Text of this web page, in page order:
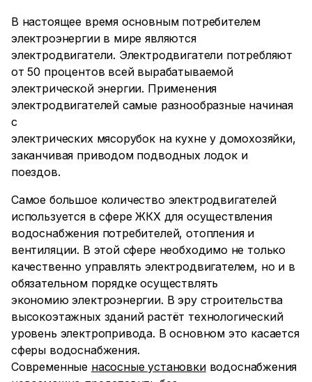
В настоящее время основным потребителем
электроэнергии в мире являются
электродвигатели. Электродвигатели потребляют
от 50 процентов всей вырабатываемой
электрической энергии. Применения
электродвигателей самые разнообразные начиная
с
электрических мясорубок на кухне у домохозяйки,
заканчивая приводом подводных лодок и
поездов.
Самое большое количество электродвигателей
используется в сфере ЖКХ для осуществления
водоснабжения потребителей, отопления и
вентиляции. В этой сфере необходимо не только
качественно управлять электродвигателем, но и в
обязательном порядке осуществлять
экономию электроэнергии. В эру строительства
высокоэтажных зданий растёт технологический
уровень электропривода. В основном это касается
сферы водоснабжения.
Современные насосные установкиводоснабжения